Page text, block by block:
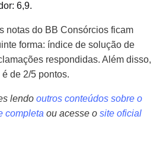
6,9.
notas do BB Consórcios ficam
forma: índice de solução de
respondidas. Além disso,
de 2/5 pontos.
lendo outros conteúdos sobre o
completa ou acesse o site oficial